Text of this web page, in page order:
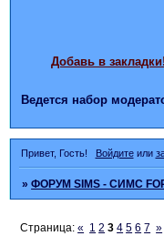
Добавь в закладки!
Ведется набор
Привет, Гость! Войдитеили
»ФОРУМ SIMS - СИМС
Страница:« 1 2 3 4 5 6 7 »